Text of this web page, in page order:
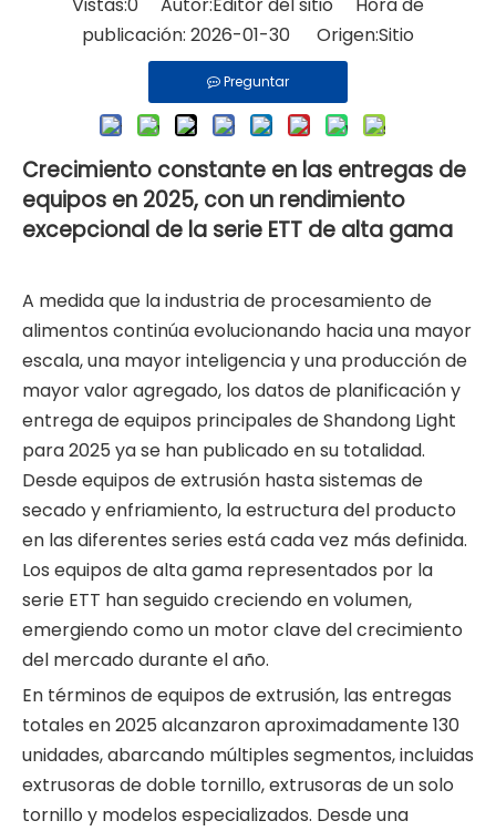
publicación: 2026-01-30 Origen:Sitio
Preguntar
Crecimiento constante en las entregas de
equipos en 2025, con un rendimiento
excepcional de la serie ETT de alta gama
A medida que la industria de procesamiento de
alimentos continúa evolucionando hacia una mayor
escala, una mayor inteligencia y una producción de
mayor valor agregado, los datos de planificación y
entrega de equipos principales de Shandong Light
para 2025 ya se han publicado en su totalidad.
Desde equipos de extrusión hasta sistemas de
secado y enfriamiento, la estructura del producto
en las diferentes series está cada vez más definida.
Los equipos de alta gama representados por la
serie ETT han seguido creciendo en volumen,
emergiendo como un motor clave del crecimiento
del mercado durante el año.
En términos de equipos de extrusión, las entregas
totales en 2025 alcanzaron aproximadamente 130
unidades, abarcando múltiples segmentos, incluidas
extrusoras de doble tornillo, extrusoras de un solo
tornillo y modelos especializados. Desde una